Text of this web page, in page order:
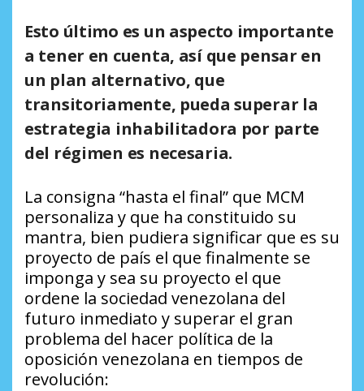
Esto último es un aspecto importante
a tener en cuenta, así que pensar en
un plan alternativo, que
transitoriamente, pueda superar la
estrategia inhabilitadora por parte
del régimen es necesaria.
La consigna “hasta el final” que MCM
personaliza y que ha constituido su
mantra, bien pudiera significar que es su
proyecto de país el que finalmente se
imponga y sea su proyecto el que
ordene la sociedad venezolana del
futuro inmediato y superar el gran
problema del hacer política de la
oposición venezolana en tiempos de
revolución: